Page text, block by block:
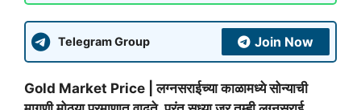
Telegram Group Join Now
Gold Market Price | लग्नसराईच्या काळामध्ये सोन्याची